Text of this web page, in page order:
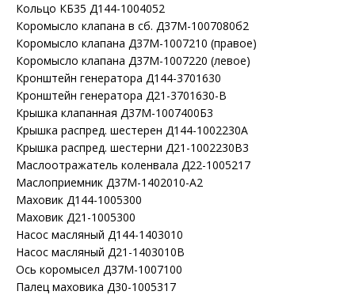
Кольцо КБ35 Д144-1004052
Коромысло клапана в сб. Д37М-1007080б2
Коромысло клапана Д37М-1007210 (правое)
Коромысло клапана Д37М-1007220 (левое)
Кронштейн генератора Д144-3701630
Кронштейн генератора Д21-3701630-В
Крышка клапанная Д37М-1007400Б3
Крышка распред. шестерен Д144-1002230А
Крышка распред. шестерни Д21-1002230В3
Маслоотражатель коленвала Д22-1005217
Маслоприемник Д37М-1402010-А2
Маховик Д144-1005300
Маховик Д21-1005300
Насос масляный Д144-1403010
Насос масляный Д21-1403010В
Ось коромысел Д37М-1007100
Палец маховика Д30-1005317